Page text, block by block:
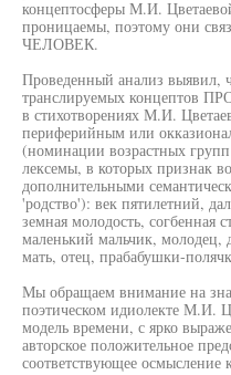
концептосферы М.И.
проницаемы, поэтому они
ЧЕЛОВЕК.
Проведенный анализ выявил,
транслируемых
в стихотворениях М.И.
периферийным или
(номинации возрастных
лексемы, в которых признак
дополнительными
'родство'): век пятилетний,
земная молодость, согбенная
маленький мальчик, молодец,
мать, отец, прабабушки-
Мы обращаем внимание на
поэтическом идиолекте М.И.
модель времени, с ярко
авторское положительное
соответствующее